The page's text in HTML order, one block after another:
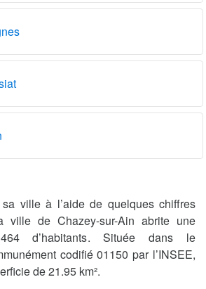
ville à l’aide de quelques chiffres
de Chazey-sur-Ain abrite une
d’habitants. Située dans le
codifié 01150 par l’INSEE,
de 21.95 km².